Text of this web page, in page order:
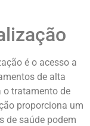
é o acesso a
de alta
o tratamento de
proporciona um
de saúde podem